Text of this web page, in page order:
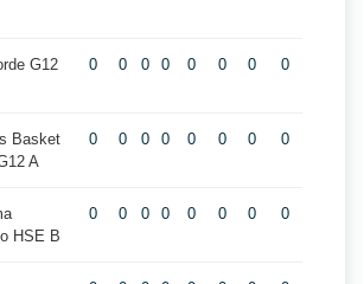
G12
0 0 0 0 0 0 0 0
Basket
A
0 0 0 0 0 0 0 0
HSE B
0 0 0 0 0 0 0 0